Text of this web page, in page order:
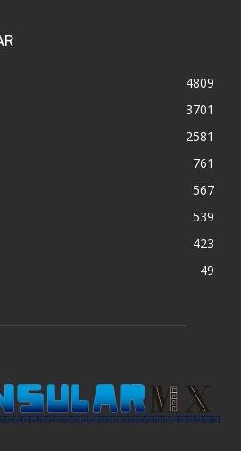
4809
3701
2581
761
567
539
423
49